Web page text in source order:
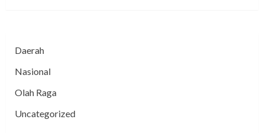
Daerah
Nasional
Olah Raga
Uncategorized